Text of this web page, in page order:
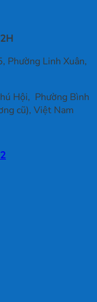
Phường Linh Xuân,
Hội, Phường Bình
cũ), Việt Nam